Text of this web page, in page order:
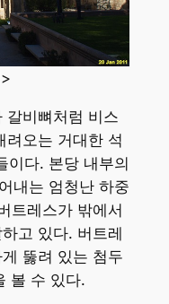
갈비뼈처럼 비스
려오는 거대한 석
이다. 본당 내부의
내는 엄청난 하중
트레스가 밖에서
고 있다. 버트레
뚫려 있는 첨두
볼 수 있다.